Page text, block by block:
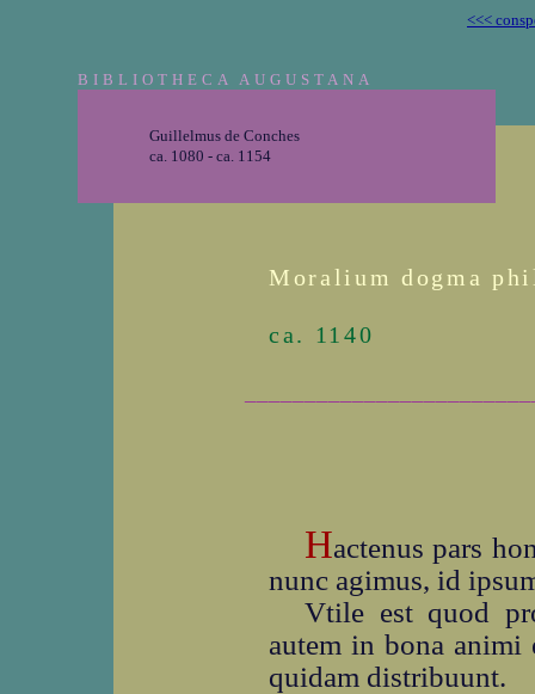
<<<
BIBLIOTHECA AUGUSTANA
Guillelmus de Conches
ca. 1080 - ca. 1154
Moralium dogma
ca. 1140
Hactenus pars
nunc agimus, id
Vtile est quod
autem in bona animi
quidam distribuunt.